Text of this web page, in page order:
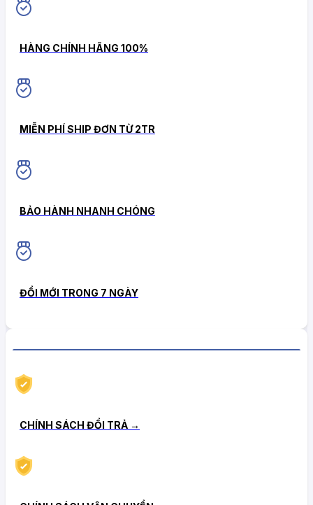
HÀNG CHÍNH HÃNG 100%
MIỄN PHÍ SHIP ĐƠN TỪ 2TR
BẢO HÀNH NHANH CHÓNG
ĐỔI MỚI TRONG 7 NGÀY
CHÍNH SÁCH ĐỔI TRẢ →